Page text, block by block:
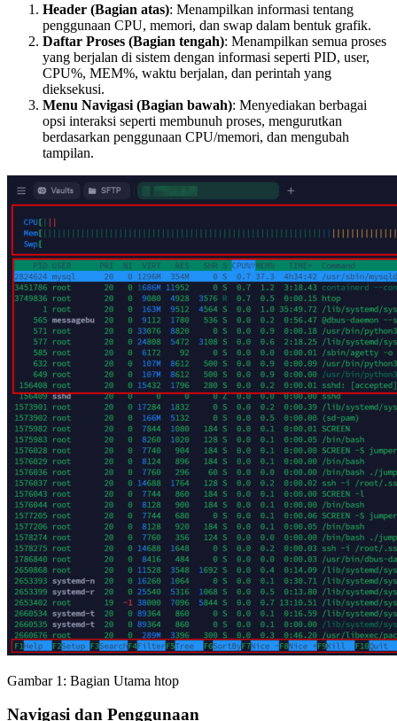
Header (Bagian atas): Menampilkan informasi tentang
penggunaan CPU, memori, dan swap dalam bentuk grafik.
Daftar Proses (Bagian tengah): Menampilkan semua proses
yang berjalan di sistem dengan informasi seperti PID, user,
CPU%, MEM%, waktu berjalan, dan perintah yang
dieksekusi.
Menu Navigasi (Bagian bawah): Menyediakan berbagai
opsi interaksi seperti membunuh proses, mengurutkan
berdasarkan penggunaan CPU/memori, dan mengubah
tampilan.
Gambar 1: Bagian Utama htop
Navigasi dan Penggunaan